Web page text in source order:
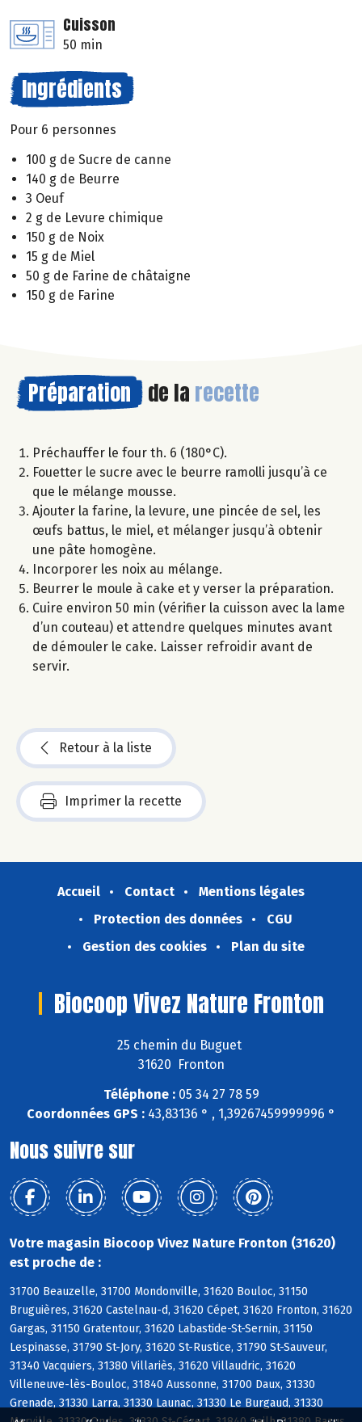
Cuisson
50 min
Ingrédients
Pour 6 personnes
100 g de Sucre de canne
140 g de Beurre
3 Oeuf
2 g de Levure chimique
150 g de Noix
15 g de Miel
50 g de Farine de châtaigne
150 g de Farine
Préparation de la recette
Préchauffer le four th. 6 (180°C).
Fouetter le sucre avec le beurre ramolli jusqu’à ce
que le mélange mousse.
Ajouter la farine, la levure, une pincée de sel, les
œufs battus, le miel, et mélanger jusqu’à obtenir
une pâte homogène.
Incorporer les noix au mélange.
Beurrer le moule à cake et y verser la préparation.
Cuire environ 50 min (vérifier la cuisson avec la lame
d’un couteau) et attendre quelques minutes avant
de démouler le cake. Laisser refroidir avant de
servir.
Retour à la liste
Imprimer la recette
Accueil Contact
Mentions légales
Protection des données
CGU
Gestion des cookies
Plan du site
Biocoop Vivez Nature Fronton
25 chemin du Buguet
31620 Fronton
Téléphone :05 34 27 78 59
Coordonnées GPS : 43,83136 ° , 1,39267459999996 °
Nous suivre sur
Votre magasin Biocoop Vivez Nature Fronton (31620)
est proche de :
31700 Beauzelle, 31700 Mondonville, 31620 Bouloc, 31150
Bruguières, 31620 Castelnau-d, 31620 Cépet, 31620 Fronton, 31620
Gargas, 31150 Gratentour, 31620 Labastide-St-Sernin, 31150
Lespinasse, 31790 St-Jory, 31620 St-Rustice, 31790 St-Sauveur,
31340 Vacquiers, 31380 Villariès, 31620 Villaudric, 31620
Villeneuve-lès-Bouloc, 31840 Aussonne, 31700 Daux, 31330
Grenade, 31330 Larra, 31330 Launac, 31330 Le Burgaud, 31330